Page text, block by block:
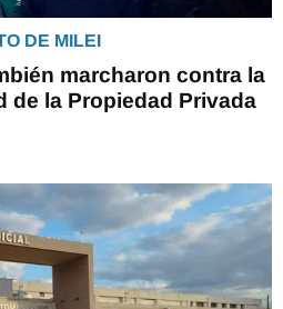
DE MILEI
marcharon contra la
de la Propiedad Privada